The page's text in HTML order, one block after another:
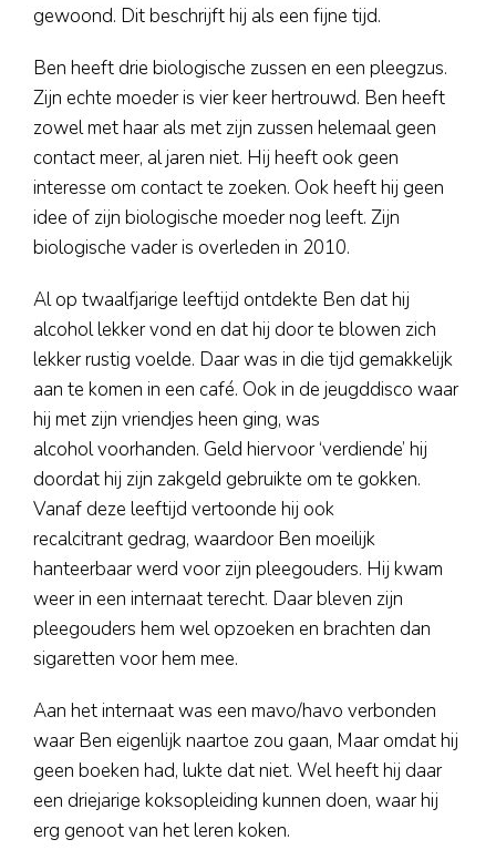
gewoond. Dit beschrijft hij als een fijne tijd.
Ben heeft drie biologische zussen en een pleegzus.
Zijn echte moeder is vier keer hertrouwd. Ben heeft
zowel met haar als met zijn zussen helemaal geen
contact meer, al jaren niet. Hij heeft ook geen
interesse om contact te zoeken. Ook heeft hij geen
idee of zijn biologische moeder nog leeft. Zijn
biologische vader is overleden in 2010.
Al op twaalfjarige leeftijd ontdekte Ben dat hij
alcohol lekker vond en dat hij door te blowen zich
lekker rustig voelde. Daar was in die tijd gemakkelijk
aan te komen in een café. Ook in de jeugddisco waar
hij met zijn vriendjes heen ging, was
alcohol voorhanden. Geld hiervoor ‘verdiende’ hij
doordat hij zijn zakgeld gebruikte om te gokken.
Vanaf deze leeftijd vertoonde hij ook
recalcitrant gedrag, waardoor Ben moeilijk
hanteerbaar werd voor zijn pleegouders. Hij kwam
weer in een internaat terecht. Daar bleven zijn
pleegouders hem wel opzoeken en brachten dan
sigaretten voor hem mee.
Aan het internaat was een mavo/havo verbonden
waar Ben eigenlijk naartoe zou gaan, Maar omdat hij
geen boeken had, lukte dat niet. Wel heeft hij daar
een driejarige koksopleiding kunnen doen, waar hij
erg genoot van het leren koken.